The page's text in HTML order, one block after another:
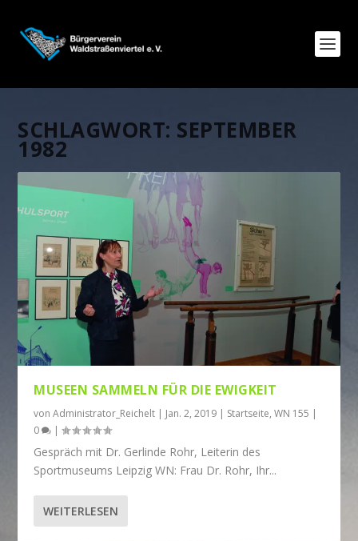
SCHLAGWORT: SEPTEMBER
1982
MUSEEN SAMMELN FÜR DIE EWIGKEIT
vonAdministrator_Reichelt | Jan. 2, 2019 | Startseite,WN 155 |
0
|
Gespräch mit Dr. Gerlinde Rohr, Leiterin des
Sportmuseums Leipzig WN: Frau Dr. Rohr, Ihr...
WEITERLESEN